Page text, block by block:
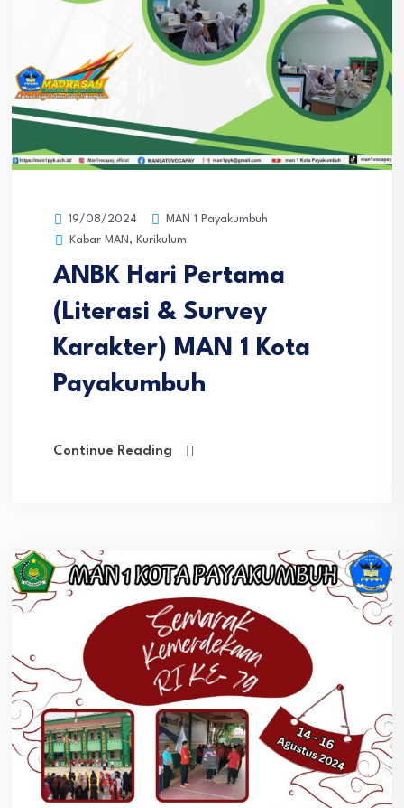
19/08/2024
MAN 1 Payakumbuh
Kabar MAN , Kurikulum
ANBK Hari Pertama
(Literasi & Survey
Karakter) MAN 1 Kota
Payakumbuh
Continue Reading